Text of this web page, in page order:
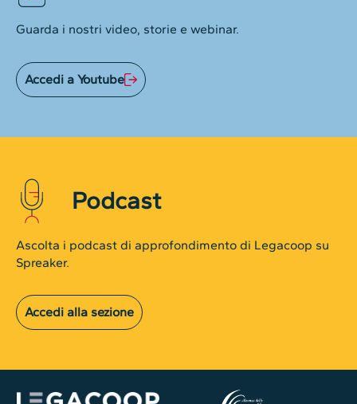
Guarda i nostri video, storie e webinar.
Accedi a Youtube
Podcast
Ascolta i podcast di approfondimento di Legacoop su
Spreaker.
Accedi alla sezione